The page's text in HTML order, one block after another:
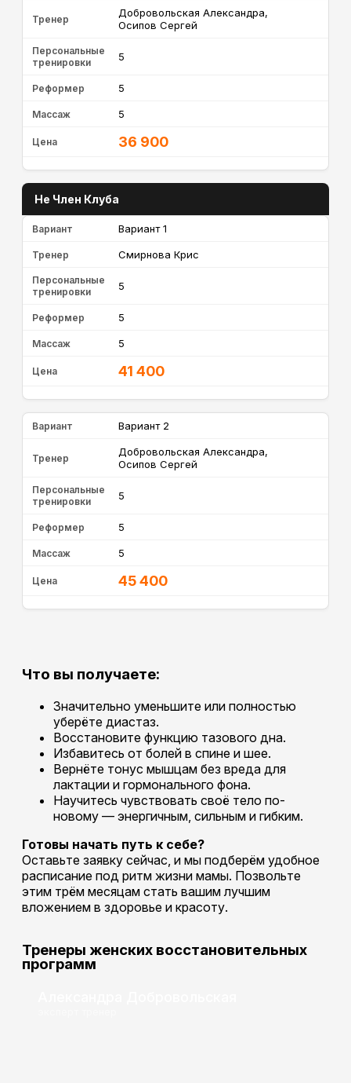
Тренер
Добровольская Александра,
Осипов Сергей
Персональные
тренировки
5
Реформер 5
Массаж 5
Цена 36 900
Не Член Клуба
Вариант Вариант 1
Тренер Смирнова Крис
Персональные
тренировки
5
Реформер 5
Массаж 5
Цена 41 400
Вариант Вариант 2
Тренер
Добровольская Александра,
Осипов Сергей
Персональные
тренировки
5
Реформер 5
Массаж 5
Цена 45 400
Что вы получаете:
Значительно уменьшите или полностью
уберёте диастаз.
Восстановите функцию тазового дна.
Избавитесь от болей в спине и шее.
Вернёте тонус мышцам без вреда для
лактации и гормонального фона.
Научитесь чувствовать своё тело по-
новому — энергичным, сильным и гибким.
Готовы начать путь к себе?
Оставьте заявку сейчас, и мы подберём удобное
расписание под ритм жизни мамы. Позвольте
этим трём месяцам стать вашим лучшим
вложением в здоровье и красоту.
Тренеры женских восстановительных
программ